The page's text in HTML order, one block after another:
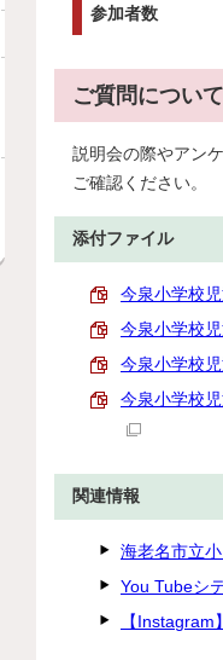
参加者数
ご質問について
説明会の際やアン
ご確認ください。
添付ファイル
今泉小学校
今泉小学校
今泉小学校
今泉小学校
関連情報
海老名市立
You Tubeシ
【